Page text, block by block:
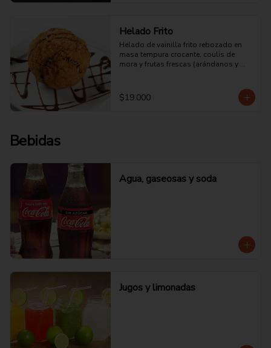
Helado Frito
Helado de vainilla frito rebozado en
masa tempura crocante, coulis de
mora y frutas frescas (arándanos y
$19.000
Bebidas
Agua, gaseosas y soda
Jugos y limonadas